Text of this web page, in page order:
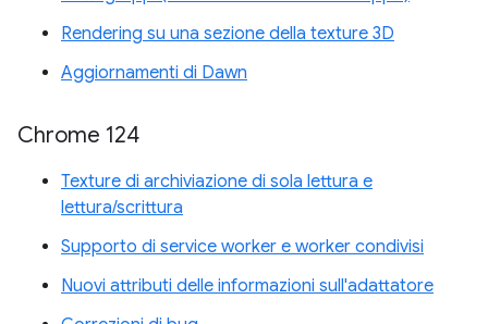
Rendering su una sezione della texture 3D
Aggiornamenti di Dawn
Chrome 124
Texture di archiviazione di sola lettura e
lettura/scrittura
Supporto di service worker e worker condivisi
Nuovi attributi delle informazioni sull'adattatore